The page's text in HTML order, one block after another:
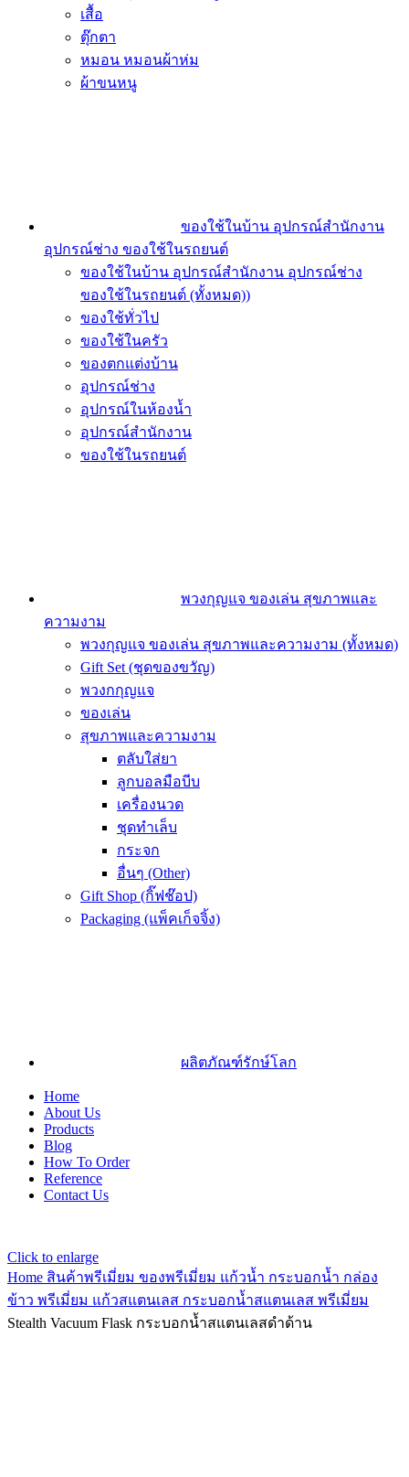
เสื้อ
ตุ๊กตา
หมอน หมอนผ้าห่ม
ผ้าขนหนู
ของใช้ในบ้าน อุปกรณ์สำนักงาน
อุปกรณ์ช่าง ของใช้ในรถยนต์
ของใช้ในบ้าน อุปกรณ์สำนักงาน อุปกรณ์ช่าง
ของใช้ในรถยนต์ (ทั้งหมด))
ของใช้ทั่วไป
ของใช้ในครัว
ของตกแต่งบ้าน
อุปกรณ์ช่าง
อุปกรณ์ในห้องน้ำ
อุปกรณ์สำนักงาน
ของใช้ในรถยนต์
พวงกุญแจ ของเล่น สุขภาพและ
ความงาม
พวงกุญแจ ของเล่น สุขภาพและความงาม (ทั้งหมด)
Gift Set (ชุดของขวัญ)
พวงกกุญแจ
ของเล่น
สุขภาพและความงาม
ตลับใส่ยา
ลูกบอลมือบีบ
เครื่องนวด
ชุดทำเล็บ
กระจก
อื่นๆ (Other)
Gift Shop (กิ๊ฟช๊อป)
Packaging (แพ็คเก็จจิ้ง)
ผลิตภัณฑ์รักษ์โลก
Home
About Us
Products
Blog
How To Order
Reference
Contact Us
Click to enlarge
Home สินค้าพรีเมี่ยม ของพรีเมี่ยม แก้วน้ำ กระบอกน้ำ กล่อง
ข้าว พรีเมี่ยม แก้วสแตนเลส กระบอกน้ำสแตนเลส พรีเมี่ยม
Stealth Vacuum Flask กระบอกน้ำสแตนเลสดำด้าน